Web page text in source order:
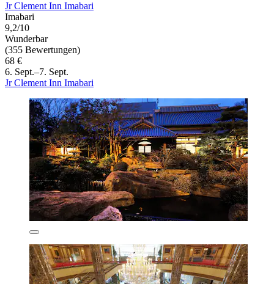
Jr Clement Inn Imabari
Imabari
9,2/10
Wunderbar
(355 Bewertungen)
68 €
6. Sept.–7. Sept.
Jr Clement Inn Imabari